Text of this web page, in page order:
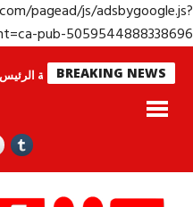
pagead/js/
pub-
BREAKING NEWS
لا ينامون جولة الرئيس السيسي